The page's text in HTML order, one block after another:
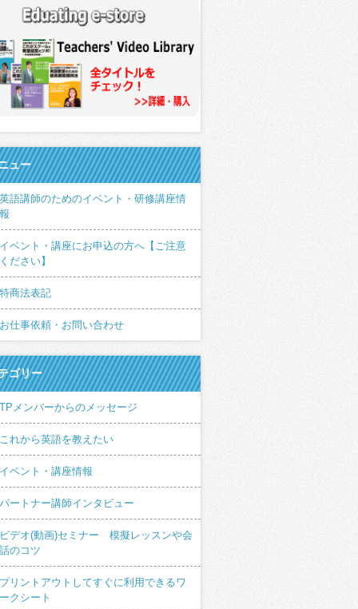
ュー
語講師のためのイベント・研修講座情
ベント・講座にお申込の方へ【ご注意
ださい】
商法表記
仕事依頼・お問い合わせ
ゴリー
メンバーからのメッセージ
れから英語を教えたい
ベント・講座情報
ートナー講師インタビュー
デオ(動画)セミナー 模擬レッスンや会
のコツ
リントアウトしてすぐに利用できるワ
クシート